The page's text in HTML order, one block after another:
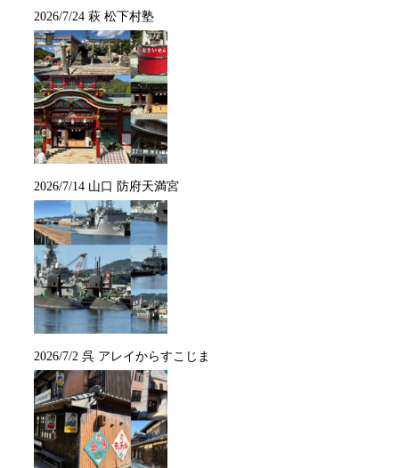
2026/7/24 萩 松下村塾
2026/7/14 山口 防府天満宮
2026/7/2 呉 アレイからすこじま